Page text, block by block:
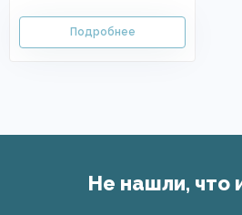
Не нашли, что